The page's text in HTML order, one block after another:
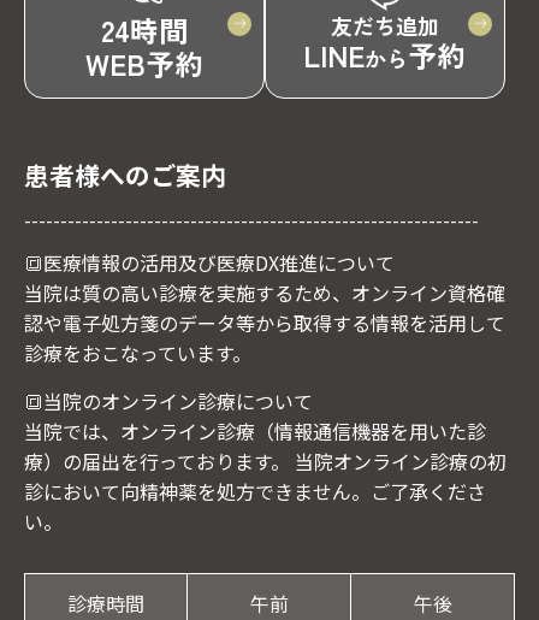
24時間
WEB予約
友だち追加
LINEから予約
患者様へのご案内
---------------------------------------------------------------
🔳医療情報の活用及び医療DX推進について
当院は質の高い診療を実施するため、オンライン資格確
認や電子処方箋のデータ等から取得する情報を活用して
診療をおこなっています。
🔳当院のオンライン診療について
当院では、オンライン診療（情報通信機器を用いた診
療）の届出を行っております。 当院オンライン診療の初
診において向精神薬を処方できません。ご了承くださ
い。
診療時間 午前 午後